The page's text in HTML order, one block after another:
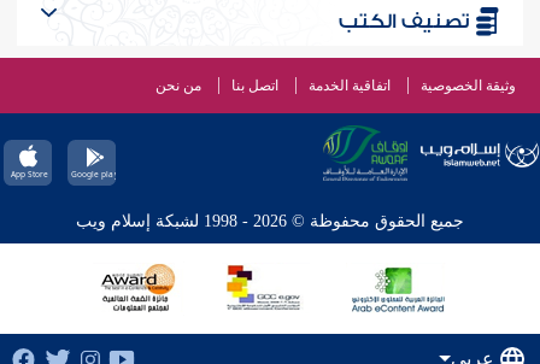
تصنيف الكتب
وثيقة الخصوصية اتفاقية الخدمة اتصل بنا من نحن
جميع الحقوق محفوظة © 2026 - 1998 لشبكة إسلام ويب
عربي